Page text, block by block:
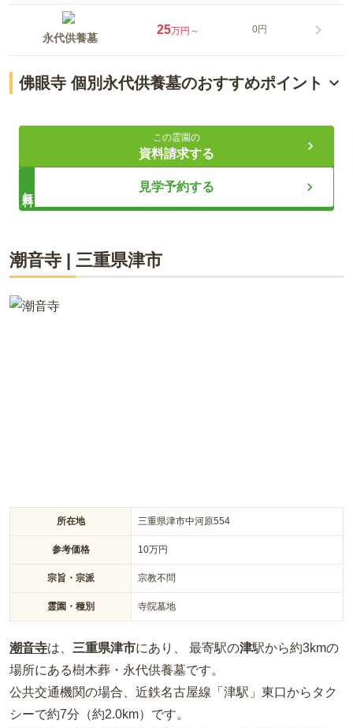
永代供養墓
25万円～ 0円
佛眼寺 個別永代供養墓のおすすめポイント
他人の遺骨と混ざらない永代供養墓
ペットと共に埋葬可能な区画がある
期限がないから、合祀されない永代供養墓・樹木葬
佛眼寺 個別永代供養墓は、三重県津市にあるお寺が運営してい
るお墓です。墓地は三重県津市半田に、本堂は津市岩田にあり
この霊園の
資料請求する
見学予約する
潮音寺 | 三重県津市
所在地 三重県津市中河原554
参考価格 10万円
宗旨・宗派 宗教不問
霊園・種別 寺院墓地
潮音寺は、 三重県津市にあり、 最寄駅の津駅から約3kmの
場所にある樹木葬・永代供養墓です。
公共交通機関の場合 、近鉄名古屋線「津駅」東口からタク
シーで約7分（約2.0km） です。